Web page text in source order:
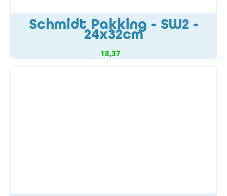
Schmidt Pakking - SW2 -
24x32cm
18,37